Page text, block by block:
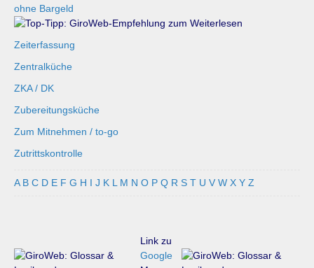
ohne Bargeld
Zeiterfassung
Zentralküche
ZKA / DK
Zubereitungsküche
Zum Mitnehmen / to-go
Zutrittskontrolle
A B C D E F G H I J K L M N O P Q R S T U V W X Y Z
Link zu
Google